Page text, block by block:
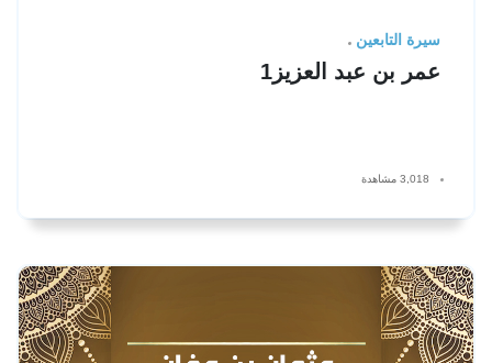
سيرة التابعين
عمر بن عبد العزيز1
3,018 مشاهدة